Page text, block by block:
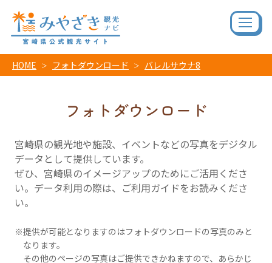
HOME フォトダウンロード バレルサウナ8
フォトダウンロード
宮崎県の観光地や施設、イベントなどの写真をデジタル
データとして提供しています。
ぜひ、宮崎県のイメージアップのためにご活用くださ
い。データ利用の際は、ご利用ガイドをお読みくださ
い。
提供が可能となりますのはフォトダウンロードの写真のみと
なります。
その他のページの写真はご提供できかねますので、あらかじ